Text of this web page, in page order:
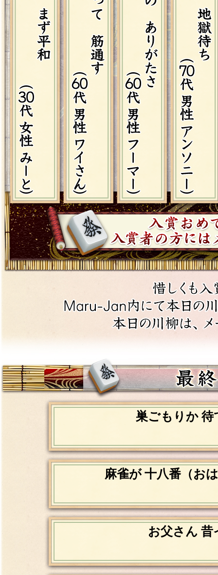
巣ごもりか
麻雀が 十八番（お
お父さん